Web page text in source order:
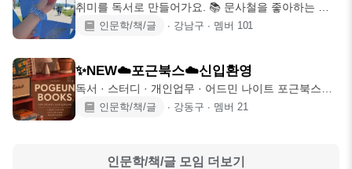
취미를 독서로 만들어가요. 📚 문사철을 좋아하는 모
임장과 함께 책에 대한 생각을 나눠요!
인문학/책/글 ∙ 강남구 ∙ 멤버 101
✨NEW☁️포근북스☁️신입환영
독서 · 스터디 · 개인업무 · 어드민 나이트 포근북스에
서 함께 성장해요. 📚☕✨ “책을
인문학/책/글 ∙ 강동구 ∙ 멤버 21
인문학/책/글 모임 더보기